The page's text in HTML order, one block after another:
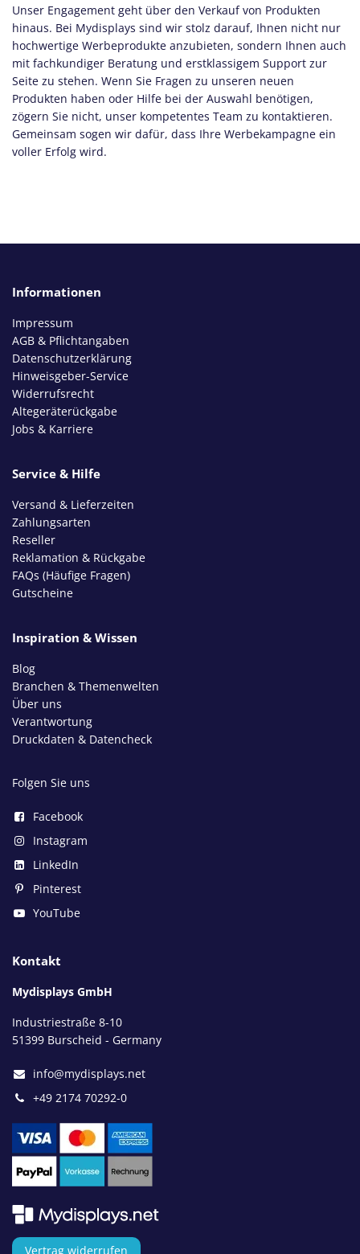
Unser Engagement geht über den Verkauf von Produkten
hinaus. Bei Mydisplays sind wir stolz darauf, Ihnen nicht nur
hochwertige Werbeprodukte anzubieten, sondern Ihnen auch
mit fachkundiger Beratung und erstklassigem Support zur
Seite zu stehen. Wenn Sie Fragen zu unseren neuen
Produkten haben oder Hilfe bei der Auswahl benötigen,
zögern Sie nicht, unser kompetentes Team zu kontaktieren.
Gemeinsam sogen wir dafür, dass Ihre Werbekampagne ein
voller Erfolg wird.
Informationen
Impressum
AGB & Pflichtangaben
Datenschutzerklärung
Hinweisgeber-Service
Widerrufsrecht
Altegeräterückgabe
Jobs & Karriere
Service & Hilfe
Versand & Lieferzeiten
Zahlungsarten
Reseller
Reklamation & Rückgabe
FAQs (Häufige Fragen)
Gutscheine
Inspiration & Wissen
Blog
Branchen & Themenwelten
Über uns
Verantwortung
Druckdaten & Datencheck
Folgen Sie uns
Facebook
Instagram
LinkedIn
Pinterest
YouTube
Kontakt
Mydisplays GmbH
Industriestraße 8-10
51399 Burscheid - Germany
info@mydisplays.net
+49 2174 70292-0
Vertrag widerrufen